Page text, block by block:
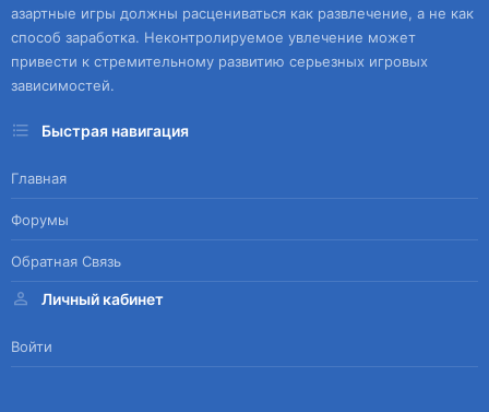
азартные игры должны расцениваться как развлечение, а не как
способ заработка. Неконтролируемое увлечение может
привести к стремительному развитию серьезных игровых
зависимостей.
Быстрая навигация
Главная
Форумы
Обратная Связь
Личный кабинет
Войти